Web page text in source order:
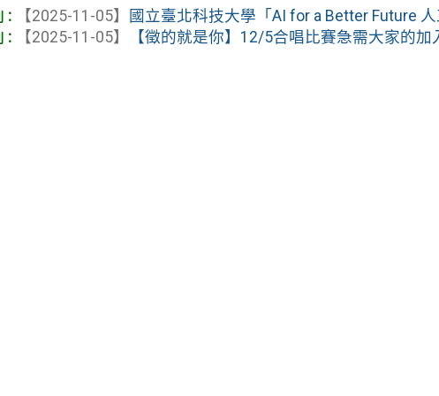
【2025-11-05】
國立臺北科技大學「AI for a Better Future
【2025-11-05】
【徵的就是你】12/5合唱比賽急需大家的加